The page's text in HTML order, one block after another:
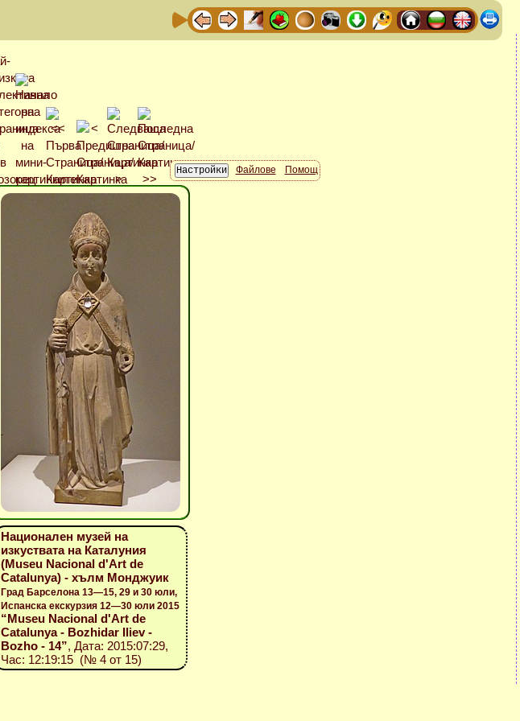
Файлове Помощ
Национален музей на
изкуствата на Каталуния
(Museu Nacional d'Art de
Catalunya) - хълм Монджуик
Град Барселона 13—15, 29 и 30 юли,
Испанска екскурзия 12—30 юли 2015
“Museu Nacional d'Art de
Catalunya - Bozhidar Iliev -
Bozho - 14”, Дата: 2015:07:29,
Час: 12:19:15 (№ 4 от 15)